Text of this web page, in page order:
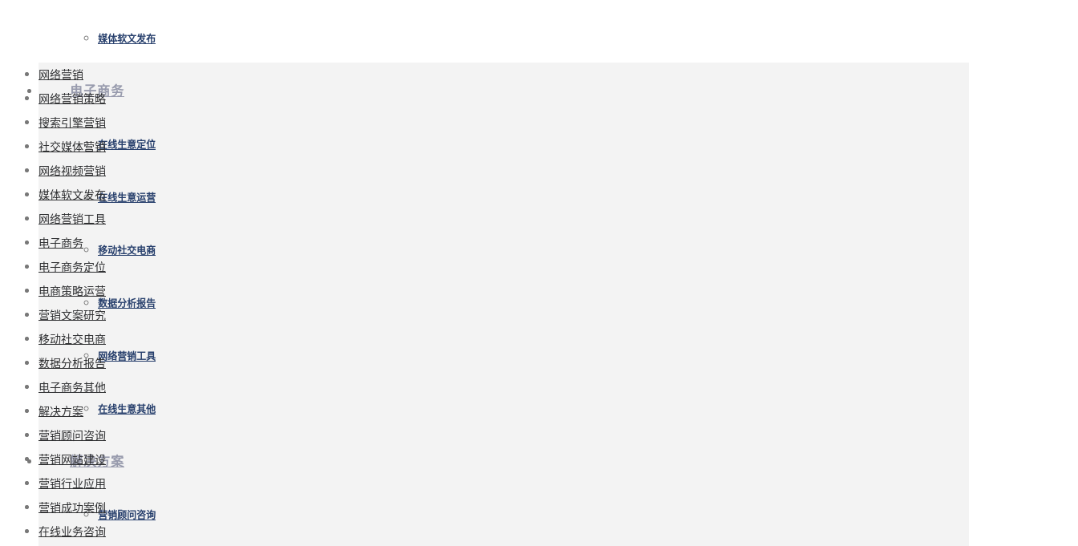
媒体软文发布
电子商务
在线生意定位
在线生意运营
移动社交电商
数据分析报告
网络营销工具
在线生意其他
解决方案
营销顾问咨询
网络营销
网络营销策略
搜索引擎营销
社交媒体营销
网络视频营销
媒体软文发布
网络营销工具
电子商务
电子商务定位
电商策略运营
营销文案研究
移动社交电商
数据分析报告
电子商务其他
解决方案
营销顾问咨询
营销网站建设
营销行业应用
营销成功案例
在线业务咨询